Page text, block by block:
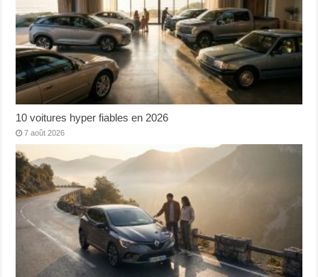
10 voitures hyper fiables en 2026
7 août 2026